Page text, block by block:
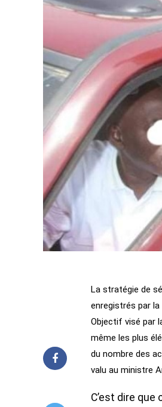
La stratégie de
enregistrés par
Objectif visé par
même les plus
du nombre des
valu au ministre
C’est dire